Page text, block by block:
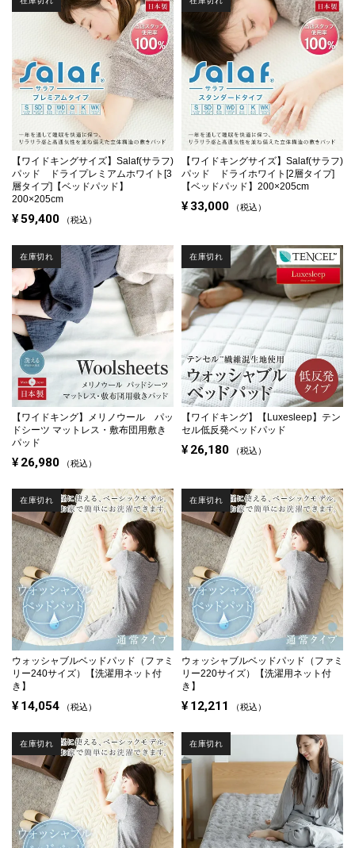
【ワイドキングサイズ】 Salaf(サラフ)
パッド ドライプレミアムホワイト[3
層タイプ]【ベッドパッド】
200×205cm
¥59,400 税込
【ワイドキングサイズ】 Salaf(サラフ)
パッド ドライホワイト[2層タイプ]
【ベッドパッド】200×205cm
¥ 33,000 税込
【ワイドキング】
メリノウール パッ
ドシーツ マットレス・敷布団用敷き
パッド
¥ 26,980 税込
在庫切れ
【ワイドキング】
【Luxesleep】テン
セル低反発ベッドパッド
¥ 26,180 税込
在庫切れ
ウォッシャブルベッドパッド（ファミ
リー240サイズ）【洗濯用ネット付
き】
¥ 14,054 税込
在庫切れ
ウォッシャブルベッドパッド（ファミ
リー220サイズ）【洗濯用ネット付
き】
¥ 12,211 税込
在庫切れ
在庫切れ 在庫切れ